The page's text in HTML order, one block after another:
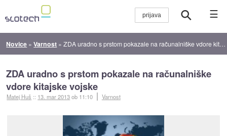
☰
Novice »Varnost »ZDA uradno s prstom pokazale na računalniške vdore kitajske vojske
ZDA uradno s prstom pokazale na računalniške
vdore kitajske vojske
Matej Huš :: 13. mar 2013ob 11:10 Varnost